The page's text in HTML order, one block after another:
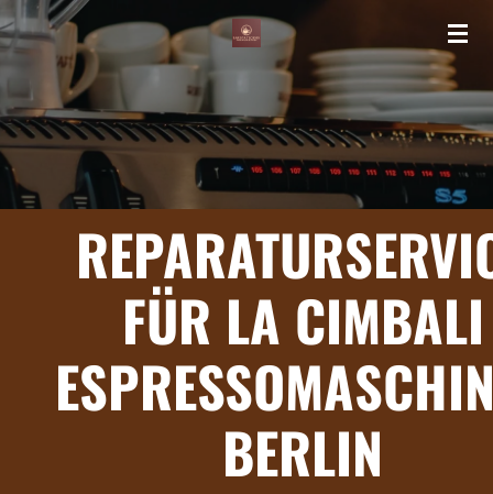
Zum
Hauptinhalt
springen
FÜR LA CIMBALI
BERLIN